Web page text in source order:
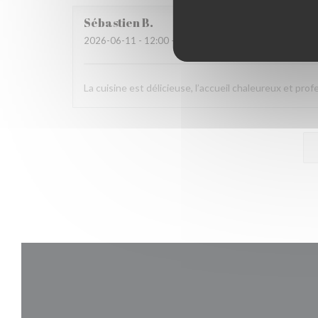
SébastienB
2026-06-11 - 12:00 - Invitados 2
La cuisine est délicieuse, l’accueil chaleureux et